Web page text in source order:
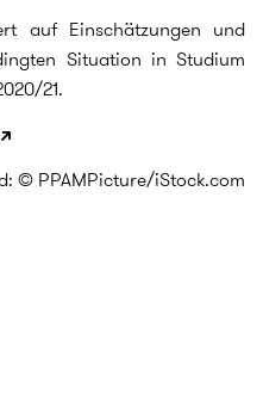
auf Einschätzungen und
Situation in Studium
21.
© PPAMPicture/iStock.com